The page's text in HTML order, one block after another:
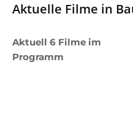
Aktuelle Filme in
Aktuell 6 Filme im
Programm